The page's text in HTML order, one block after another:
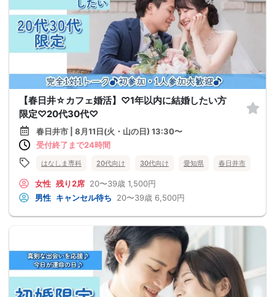
【春日井☆カフェ婚活】♡1年以内に結婚したい方
限定♡20代30代♡
春日井市 | 8月11日(火・山の日) 13:30〜
受付終了まで24時間
はなしま専科 20代向け 30代向け 愛知県 春日井市
女性 残り2席 20〜39歳 1,500円
男性 キャンセル待ち 20〜39歳 6,500円